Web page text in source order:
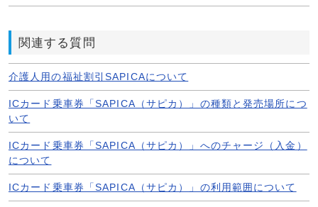
関連する質問
介護人用の福祉割引SAPICAについて
ICカード乗車券「SAPICA（サピカ）」の種類と発売場所につ
いて
ICカード乗車券「SAPICA（サピカ）」へのチャージ（入金）
について
ICカード乗車券「SAPICA（サピカ）」の利用範囲について